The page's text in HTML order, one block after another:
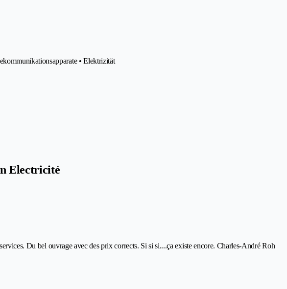
• Elektrizität
Electricité
Du bel ouvrage avec des prix corrects. Si si si....ça existe encore. Charles-André Roh